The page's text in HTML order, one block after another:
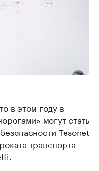
в этом году в
могут стать
Tesonet
транспорта
.